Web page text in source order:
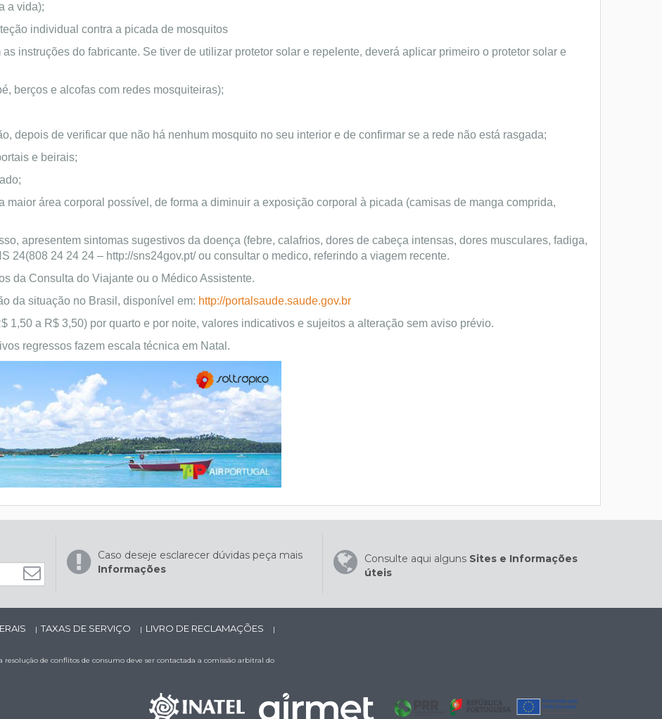
a vida);
individual contra a picada de mosquitos
instruções do fabricante. Se tiver de utilizar protetor solar e repelente, deverá aplicar primeiro o protetor solar e
berços e alcofas com redes mosquiteiras);
de verificar que não há nenhum mosquito no seu interior e de confirmar se a rede não está rasgada;
e beirais;
maior área corporal possível, de forma a diminuir a exposição corporal à picada (camisas de manga comprida,
apresentem sintomas sugestivos da doença (febre, calafrios, dores de cabeça intensas, dores musculares, fadiga,
24(808 24 24 24 – http://sns24gov.pt/ ou consultar o medico, referindo a viagem recente.
da Consulta do Viajante ou o Médico Assistente.
da situação no Brasil, disponível em: http://portalsaude.saude.gov.br
1,50 a R$ 3,50) por quarto e por noite, valores indicativos e sujeitos a alteração sem aviso prévio.
regressos fazem escala técnica em Natal.
Caso deseje esclarecer dúvidas peça mais
Informações
Consulte aqui alguns Sites e Informações
úteis
| TAXAS DE SERVIÇO | LIVRO DE RECLAMAÇÕES |
de conflitos de consumo deve ser contactada a comissão arbitral do